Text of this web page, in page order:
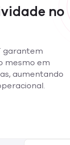
no
garantem
mesmo em
aumentando